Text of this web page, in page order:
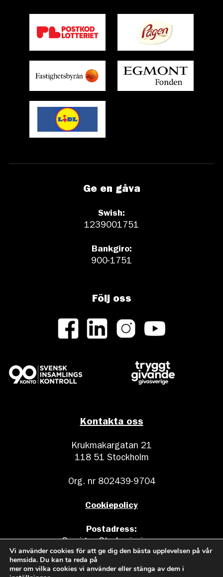
Kontakta oss
Krukmakargatan 21
118 51 Stockholm
Org. nr 802439-9704
Cookiepolicy
Postadress:
Sveriges Stadsmissioner
Box 17011
104 62 Stockholm
Ge en gåva
Swish:
1239001751
Bankgiro:
900-1751
Följ oss
Vi använder cookies för att ge dig den bästa upplevelsen på vår
hemsida. Du kan ta reda på
mer om vilka cookies vi använder eller stänga av dem i